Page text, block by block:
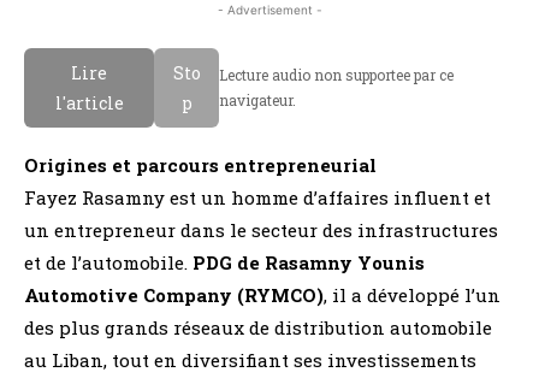
- Advertisement -
Lire
l'article
Sto
p
Lecture audio non supportee par ce
navigateur.
Origines et parcours entrepreneurial
Fayez Rasamny est un homme d’affaires influent et
un entrepreneur dans le secteur des infrastructures
et de l’automobile. PDG de Rasamny Younis
Automotive Company (RYMCO), il a développé l’un
des plus grands réseaux de distribution automobile
au Liban, tout en diversifiant ses investissements